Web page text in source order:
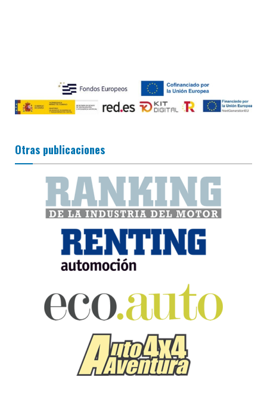
Otras publicaciones